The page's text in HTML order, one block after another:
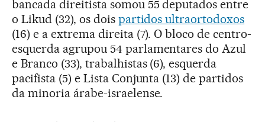
bancada direitista somou 55 deputados entre
o Likud (32), os dois partidos ultraortodoxos
(16) e a extrema direita (7). O bloco de centro-
esquerda agrupou 54 parlamentares do Azul
e Branco (33), trabalhistas (6), esquerda
pacifista (5) e Lista Conjunta (13) de partidos
da minoria árabe-israelense.